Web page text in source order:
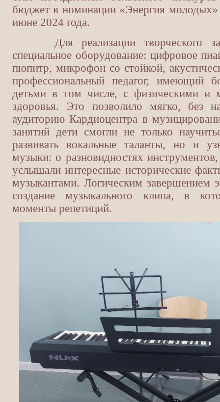
бюджет в номинации «Энергия молодых»
июне 2024 года.
Для реализации творческого
специальное оборудование: цифровое
пюпитр, микрофон со стойкой,
профессиональный педагог, имеющий
детьми в том числе, с физическими и
здоровья. Это позволило мягко, без
аудиторию Кардиоцентра в
занятий дети смогли не только
развивать вокальные таланты, но и
музыки: о разновидностях
услышали интересные исторические
музыкантами. Логическим завершением
создание музыкального клипа, в
моменты репетиций.